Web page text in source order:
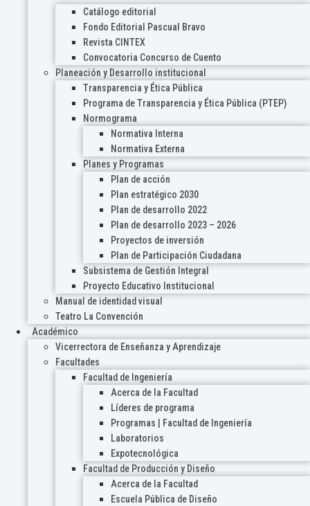
Catálogo editorial
Fondo Editorial Pascual Bravo
Revista CINTEX
Convocatoria Concurso de Cuento
Planeación y Desarrollo institucional
Transparencia y Ética Pública
Programa de Transparencia y Ética Pública (PTEP)
Normograma
Normativa Interna
Normativa Externa
Planes y Programas
Plan de acción
Plan estratégico 2030
Plan de desarrollo 2022
Plan de desarrollo 2023 – 2026
Proyectos de inversión
Plan de Participación Ciudadana
Subsistema de Gestión Integral
Proyecto Educativo Institucional
Manual de identidad visual
Teatro La Convención
Académico
Vicerrectora de Enseñanza y Aprendizaje
Facultades
Facultad de Ingeniería
Acerca de la Facultad
Líderes de programa
Programas | Facultad de Ingeniería
Laboratorios
Expotecnológica
Facultad de Producción y Diseño
Acerca de la Facultad
Escuela Pública de Diseño